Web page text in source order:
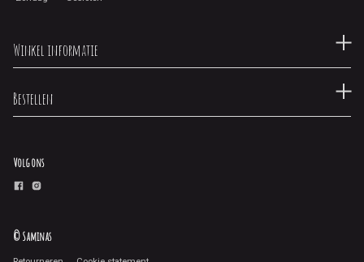
Winkel informatie
Bestellen
Volg ons
© Saminas